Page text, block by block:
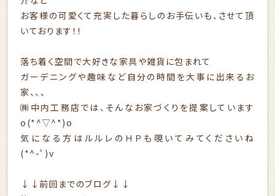
お客様の可愛くて充実した暮らしのお手伝いも、させて頂
いております！！
落ち着く空間で大好きな家具や雑貨に包まれて
ガーデニングや趣味など自分の時間を大事に出来るお
家、、、
㈱中内工務店では、そんなお家づくりを提案しています
o(*^▽^*)o
気になる方は ルルレのＨＰ も覗いてみてくださいね
(*^-ﾟ)v
↓↓前回までのブログ↓↓